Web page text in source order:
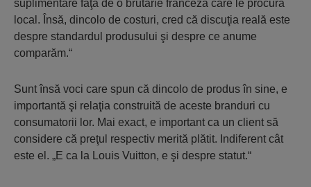
suplimentare faţă de o brutărie franceză care le procură
local. Însă, dincolo de costuri, cred că discuţia reală este
despre standardul produsului şi despre ce anume
comparăm.“
Sunt însă voci care spun că dincolo de produs în sine, e
importantă şi relaţia construită de aceste branduri cu
consumatorii lor. Mai exact, e important ca un client să
considere că preţul respectiv merită plătit. Indiferent cât
este el. „E ca la Louis Vuitton, e şi despre statut.“